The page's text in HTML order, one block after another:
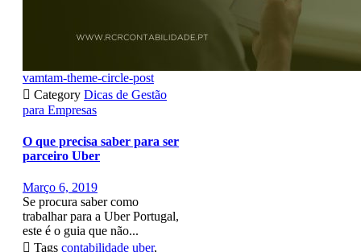
vamtam-theme-circle-post
 Category Dicas de Gestão
para Empresas
O que precisa saber para ser
parceiro Uber
Março 6, 2019
Se procura saber como
trabalhar para a Uber Portugal,
este é o guia que não...
 Tags contabilidade uber,